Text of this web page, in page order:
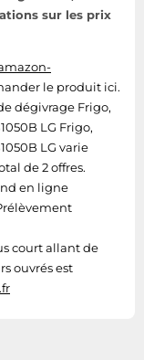
sur les prix
le produit ici.
dégivrage Frigo,
LG Frigo,
LG varie
de 2 offres.
en ligne
court allant de
ouvrés est